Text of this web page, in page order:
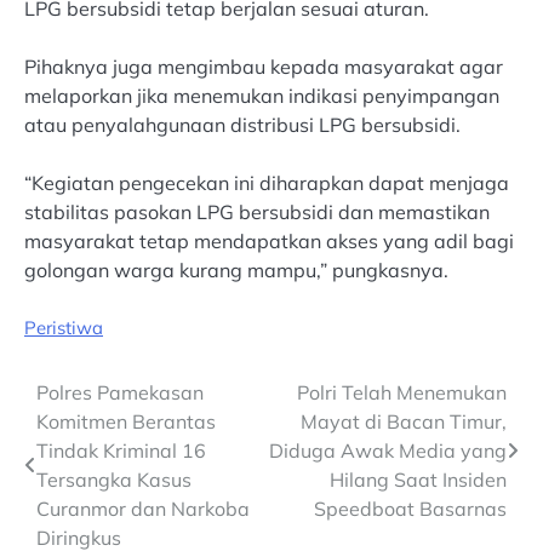
LPG bersubsidi tetap berjalan sesuai aturan.
Pihaknya juga mengimbau kepada masyarakat agar
melaporkan jika menemukan indikasi penyimpangan
atau penyalahgunaan distribusi LPG bersubsidi.
“Kegiatan pengecekan ini diharapkan dapat menjaga
stabilitas pasokan LPG bersubsidi dan memastikan
masyarakat tetap mendapatkan akses yang adil bagi
golongan warga kurang mampu,” pungkasnya.
Peristiwa
Post
navigation
Polres Pamekasan
Komitmen Berantas
Tindak Kriminal 16
Tersangka Kasus
Curanmor dan Narkoba
Diringkus
Polri Telah Menemukan
Mayat di Bacan Timur,
Diduga Awak Media yang
Hilang Saat Insiden
Speedboat Basarnas